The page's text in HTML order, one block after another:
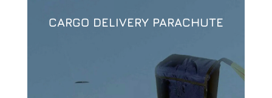
CARGO DELIVERY PARACHUTE